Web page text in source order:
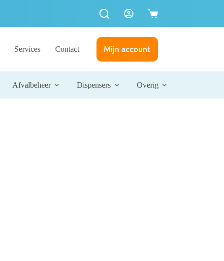
Services Contact Mijn account
Afvalbeheer Dispensers Overig